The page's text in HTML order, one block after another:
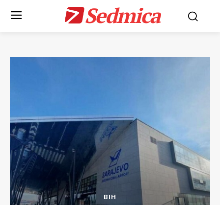
Sedmica
BIH